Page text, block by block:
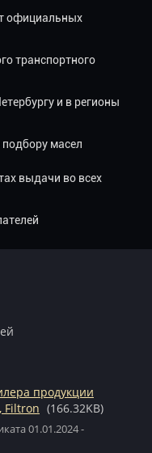
официальных
транспортного
и в регионы
подбору масел
выдачи во всех
продукции
Filtron (166.32KB)
01.01.2024 -